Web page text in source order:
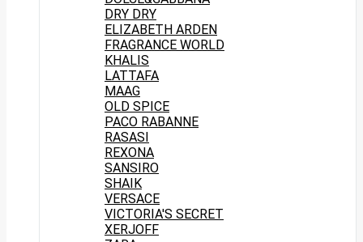
DRY DRY
ELIZABETH ARDEN
FRAGRANCE WORLD
KHALIS
LATTAFA
MAAG
OLD SPICE
PACO RABANNE
RASASI
REXONA
SANSIRO
SHAIK
VERSACE
VICTORIA'S SECRET
XERJOFF